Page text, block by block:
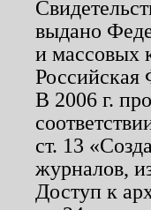
выдано
и массовых
Российская
В 2006 г.
ст. 13
журналов,
Доступ к